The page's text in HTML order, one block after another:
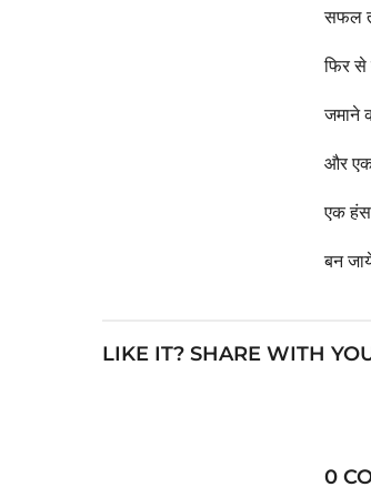
सफल
फिर
जमाने
और एक
एक
बन
LIKE IT? SHARE WITH
0